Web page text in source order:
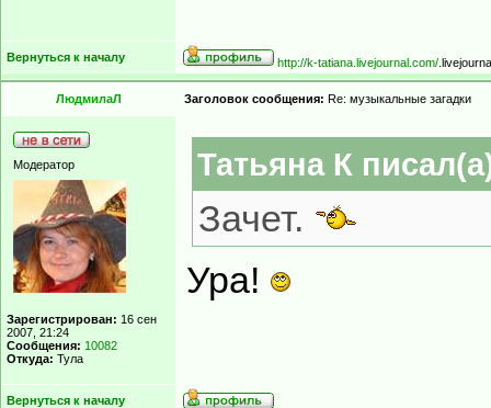
Вернуться к началу http://k-tatiana.livejournal.com/
ЛюдмилаЛ Заголовок сообщения: Re: музыкальные загадки
Модератор
Зарегистрирован: 16 сен
2007, 21:24
Сообщения: 10082
Откуда: Тула
Татьяна К
Зачет.
Ура!
Вернуться к началу